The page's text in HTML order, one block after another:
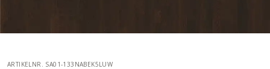
ARTIKELNR. SA01-133NABEK5LUW